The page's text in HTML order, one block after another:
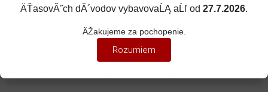
CESTNÉ MOTORKY
ÄŤasovĂ˝ch dĂ´vodov vybavovaĹĄ aĹľ od 27.7.2026.
ÄŽakujeme za pochopenie.
Rozumiem